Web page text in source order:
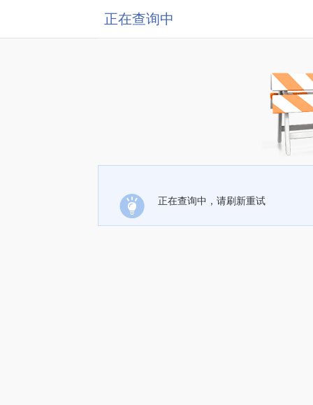
正在查询中
正在查询中，请刷新重试